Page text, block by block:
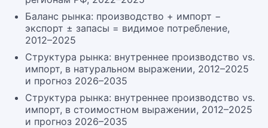
Баланс рынка: производство + импорт −
экспорт ± запасы = видимое потребление,
2012–2025
Структура рынка: внутреннее производство vs.
импорт, в натуральном выражении, 2012–2025
и прогноз 2026–2035
Структура рынка: внутреннее производство vs.
импорт, в стоимостном выражении, 2012–2025
и прогноз 2026–2035